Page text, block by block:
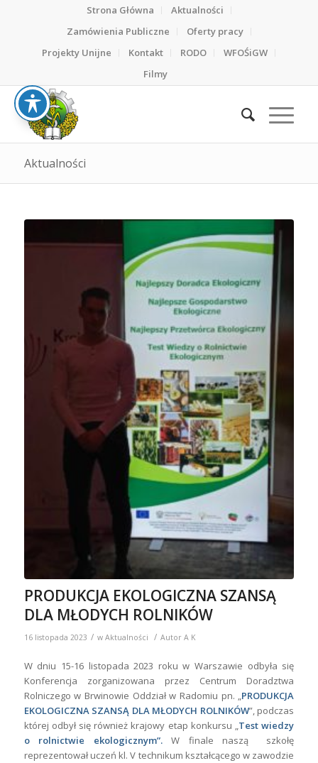
Strona Główna
Aktualności
Zamówienia Publiczne
Oferty pracy
Projekty Unijne
Kontakt RODO
WFOŚiGW
Filmy
Aktualności
PRODUKCJA EKOLOGICZNA SZANSĄ
DLA MŁODYCH ROLNIKÓW
16 listopada 2023 / w Aktualności / Autor A K
W dniu 15-16 listopada 2023 roku w Warszawie odbyła się
Konferencja zorganizowana przez Centrum Doradztwa
Rolniczego w Brwinowie Oddział w Radomiu pn. „PRODUKCJA
EKOLOGICZNA SZANSĄ DLA MŁODYCH ROLNIKÓW”, podczas
której odbył się również krajowy etap konkursu „Test wiedzy
o rolnictwie ekologicznym”.W finale naszą szkołę
reprezentował uczeń kl. V technikum kształcącego w zawodzie